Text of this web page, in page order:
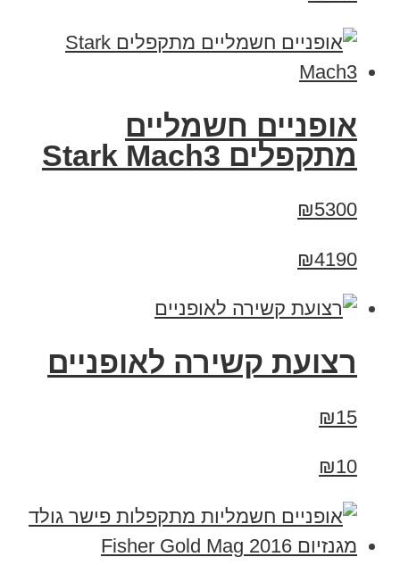
‏אופניים חשמליים
‏מתקפלים Stark Mach3
₪5300
₪4190
רצועת קשירה לאופניים
₪15
₪10